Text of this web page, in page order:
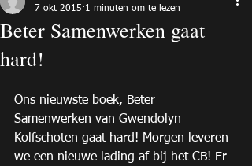
Beter Samenwerken gaat
hard!
7 okt 2015 1 minuten om te lezen
Ons nieuwste boek, Beter
Samenwerken van Gwendolyn
Kolfschoten gaat hard! Morgen leveren
we een nieuwe lading af bij het CB! Er